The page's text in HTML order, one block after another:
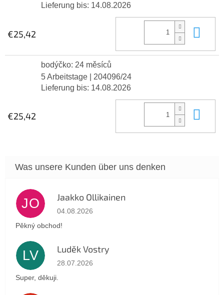
Lieferung bis: 14.08.2026
€25,42
bodýčko: 24 měsíců
5 Arbeitstage
| 204096/24
Lieferung bis: 14.08.2026
€25,42
JO Jaakko Ollikainen
Die Shop-Bewertung beträgt 5 von 5 Sternen.
04.08.2026
Pěkný obchod!
LV Luděk Vostry
Die Shop-Bewertung beträgt 5 von 5 Sternen.
28.07.2026
Super, děkuji.